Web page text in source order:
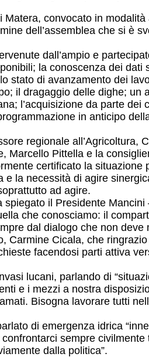
convocato in modalità
dell’assemblea che si è
dall’ampio e
la conoscenza dei dati
stato di avanzamento dei
il dragaggio delle dighe; un
l’acquisizione da parte dei
in anticipo
regionale all’Agricoltura,
Marcello Pittella e la
certificato la situazione
la necessità di agire
ad agire.
il Presidente Mancini
che conosciamo: il
dal dialogo che non deve
Carmine Cicala, che ringrazio
facendosi parti attiva
lucani, parlando di
e i mezzi a nostra
Bisogna lavorare tutti
di emergenza idrica
sempre civilmente
dalla politica”.